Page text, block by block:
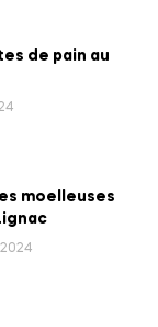
de pain au
moelleuses